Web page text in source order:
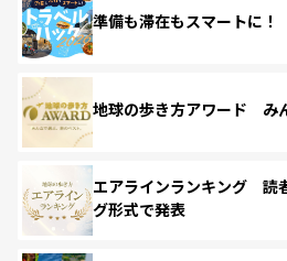
準備も滞在もスマートに
地球の歩き方アワード み
エアラインランキング 読
グ形式で発表